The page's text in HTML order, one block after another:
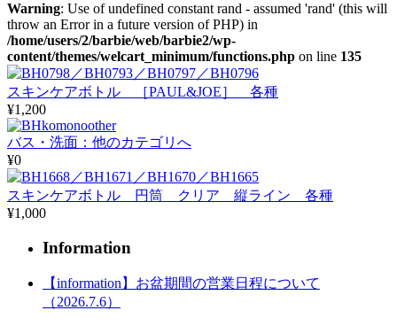
Warning: Use of undefined constant rand - assumed 'rand' (this will
throw an Error in a future version of PHP) in
/home/users/2/barbie/web/barbie2/wp-
content/themes/welcart_minimum/functions.php on line 135
スキンケアボトル ［PAUL&JOE］ 各種
¥1,200
バス・洗面：他のカテゴリへ
¥0
スキンケアボトル 円筒 クリア 縦ライン 各種
¥1,000
Information
【information】お盆期間の営業日程について
（2026.7.6）